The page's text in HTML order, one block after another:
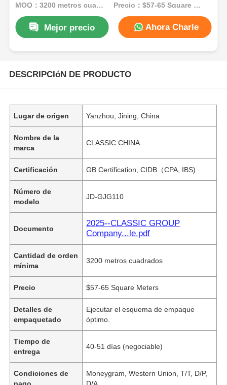
MOQ：3200 metros cuadrados Precio：$57-65 Square Meters
Mejor precio Ahora Charle
DESCRIPCIóN DE PRODUCTO
Lugar de origen Yanzhou, Jining, China
Nombre de la
marca
CLASSIC CHINA
Certificación GB Certification, CIDB（CPA, IBS)
Número de
modelo
JD-GJG110
Documento
2025--CLASSIC GROUP
Company...le.pdf
Cantidad de orden
mínima
3200 metros cuadrados
Precio $57-65 Square Meters
Detalles de
empaquetado
Ejecutar el esquema de empaque
óptimo.
Tiempo de
entrega
40-51 días (negociable)
Condiciones de
pago
Moneygram, Western Union, T/T, D/P,
D/A